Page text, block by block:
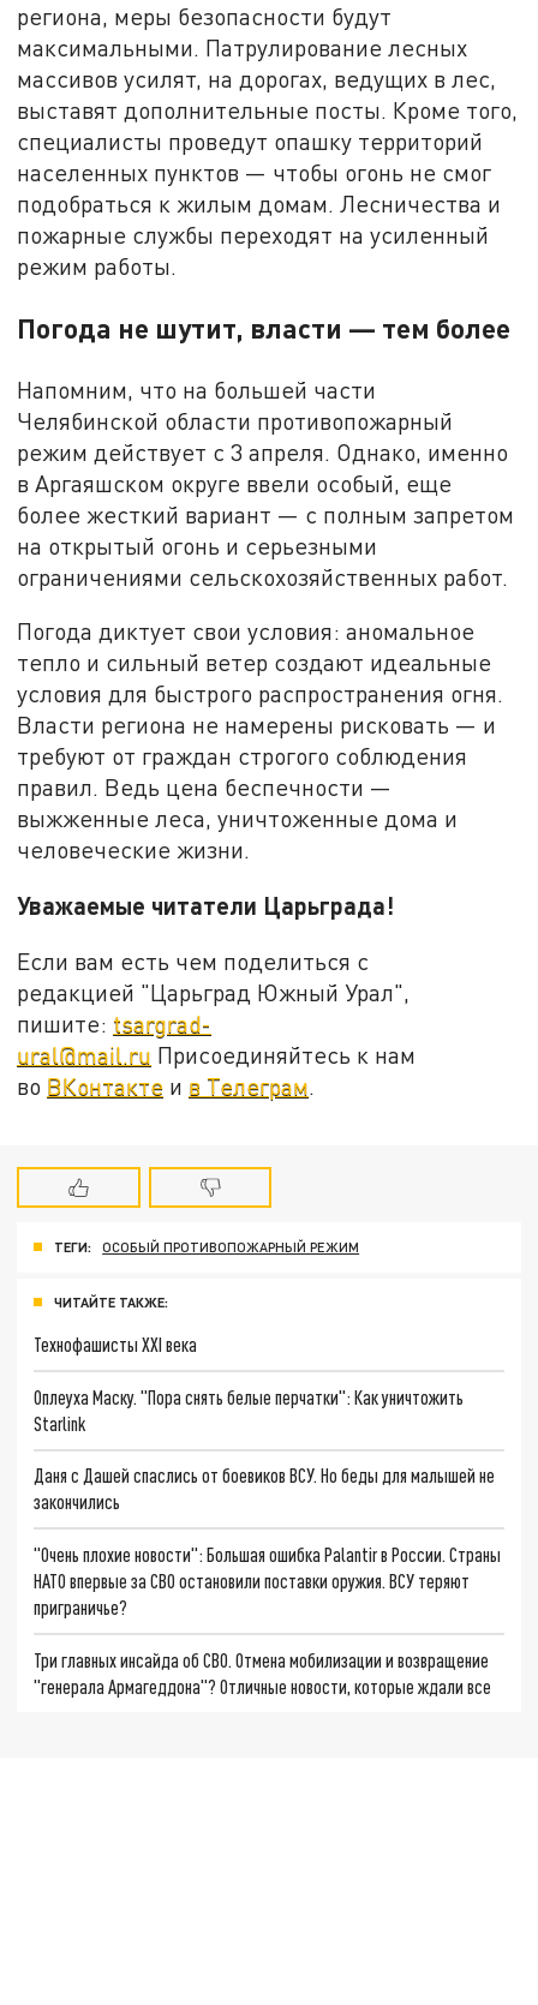
региона, меры безопасности будут
максимальными. Патрулирование лесных
массивов усилят, на дорогах, ведущих в лес,
выставят дополнительные посты. Кроме того,
специалисты проведут опашку территорий
населенных пунктов — чтобы огонь не смог
подобраться к жилым домам. Лесничества и
пожарные службы переходят на усиленный
режим работы.
Погода не шутит, власти — тем более
Напомним, что на большей части
Челябинской области противопожарный
режим действует с 3 апреля. Однако, именно
в Аргаяшском округе ввели особый, еще
более жесткий вариант — с полным запретом
на открытый огонь и серьезными
ограничениями сельскохозяйственных работ.
Погода диктует свои условия: аномальное
тепло и сильный ветер создают идеальные
условия для быстрого распространения огня.
Власти региона не намерены рисковать — и
требуют от граждан строгого соблюдения
правил. Ведь цена беспечности —
выжженные леса, уничтоженные дома и
человеческие жизни.
Уважаемые читатели Царьграда!
Если вам есть чем поделиться с
редакцией "Царьград Южный Урал",
пишите: tsargrad-
ural@mail.ru Присоединяйтесь к нам
во ВКонтакте и в Телеграм.
ТЕГИ: ОСОБЫЙ ПРОТИВОПОЖАРНЫЙ РЕЖИМ
ЧИТАЙТЕ ТАКЖЕ:
Технофашисты XXI века
Оплеуха Маску. "Пора снять белые перчатки": Как уничтожить
Starlink
Даня с Дашей спаслись от боевиков ВСУ. Но беды для малышей не
закончились
"Очень плохие новости": Большая ошибка Palantir в России. Страны
НАТО впервые за СВО остановили поставки оружия. ВСУ теряют
приграничье?
Три главных инсайда об СВО. Отмена мобилизации и возвращение
"генерала Армагеддона"? Отличные новости, которые ждали все